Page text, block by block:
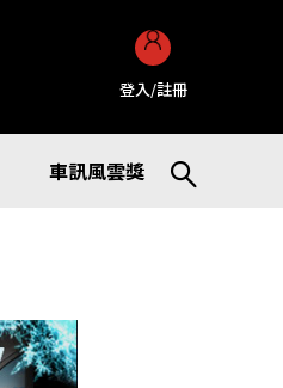
登入/註冊
車訊風雲獎